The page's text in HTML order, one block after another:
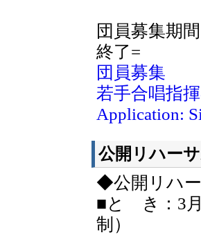
団員募集期
終了=
団員募集
若手合唱指
Application:
公開リハー
◆公開リハ
■と き：3月
制）